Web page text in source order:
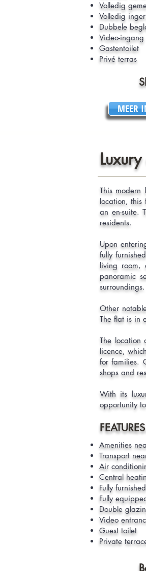
Volledig
Volledig
Dubbele
Video-ingang
Gastentoilet
Privé terras
MEER
This
location, this
an en-suite.
residents.
Upon
fully
living room,
panoramic
Other
The flat is in
The location
licence,
for families.
shops and
With its
opportunity
Amenities
Transport
Air
Central
Fully furnished
Fully
Double
Video
Guest toilet
Private